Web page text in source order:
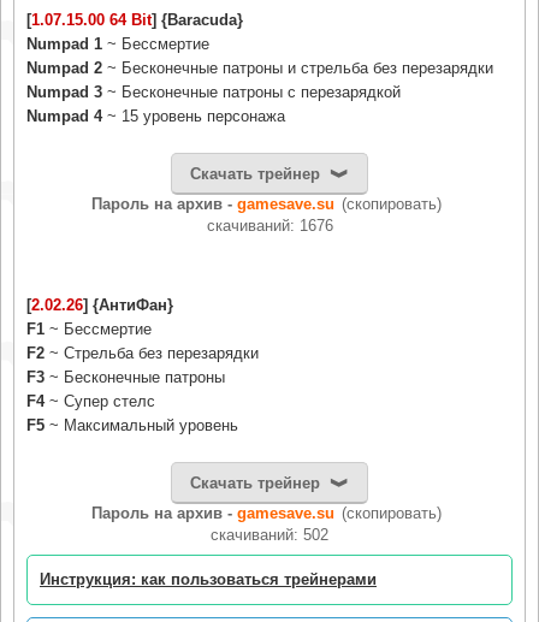
[1.07.15.00 64 Bit] {Baracuda}
Numpad 1 ~ Бессмертие
Numpad 2 ~ Бесконечные патроны и стрельба без перезарядки
Numpad 3 ~ Бесконечные патроны с перезарядкой
Numpad 4~ 15 уровень персонажа
Скачать трейнер
Пароль на архив - gamesave.su (скопировать)
cкачиваний: 1676
[2.02.26] {АнтиФан}
F1 ~ Бессмертие
F2 ~ Стрельба без перезарядки
F3 ~ Бесконечные патроны
F4~ Супер стелс
F5 ~ Максимальный уровень
Скачать трейнер
Пароль на архив - gamesave.su (скопировать)
cкачиваний: 502
Инструкция: как пользоваться трейнерами